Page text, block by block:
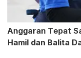
Anggaran Tepat
Hamil dan Balita